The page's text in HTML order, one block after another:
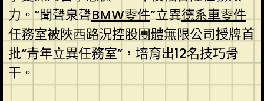
力。“聞聲泉聲BMW零件”立異德系車零件
任務室被陜西路況控股團體無限公司授牌首
批“青年立異任務室”，培育出12名技巧骨
干。